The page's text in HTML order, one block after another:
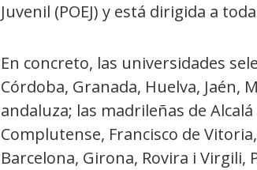
Juvenil (POEJ) y está dirigida a
En concreto, las universidades
Córdoba, Granada, Huelva, Jaén,
andaluza; las madrileñas de Alcalá
Complutense, Francisco de
Barcelona, Girona, Rovira i Virgili,